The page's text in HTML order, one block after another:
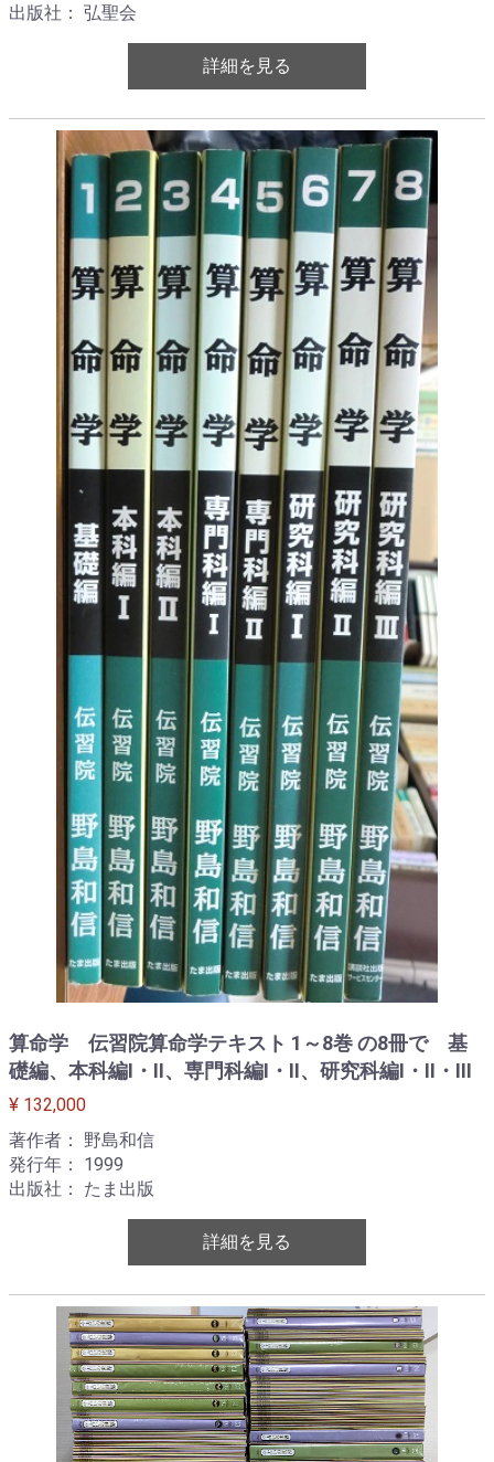
出版社： 弘聖会
詳細を見る
算命学 伝習院算命学テキスト 1～8巻 の8冊で 基
礎編、本科編Ⅰ・Ⅱ、専門科編Ⅰ・Ⅱ、研究科編Ⅰ・Ⅱ・Ⅲ
¥ 132,000
著作者： 野島和信
発行年： 1999
出版社： たま出版
詳細を見る